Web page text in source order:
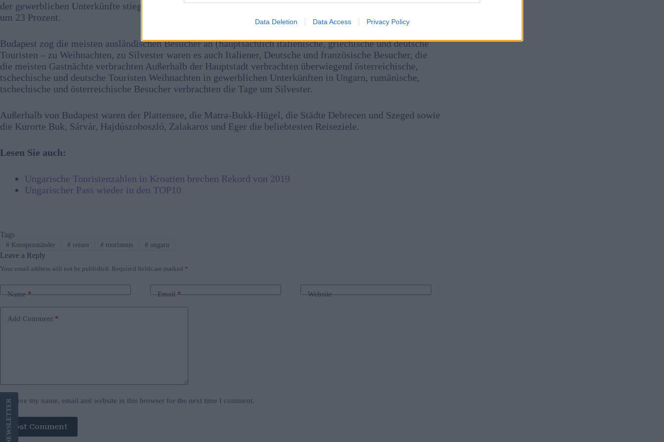
Data Deletion Data Access Privacy Policy
der gewerblichen Unterkünfte stiegen über den Erwartungen, außerhalb Budapests kletterten die Einnahmen
um 23 Prozent.
Budapest zog die meisten ausländischen Besucher an (hauptsächlich italienische, griechische und deutsche
Touristen – zu Weihnachten, zu Silvester waren es auch Italiener, Deutsche und französische Besucher, die
die meisten Gastnächte verbrachten Außerhalb der Hauptstadt verbrachten überwiegend österreichische,
tschechische und deutsche Touristen Weihnachten in gewerblichen Unterkünften in Ungarn, rumänische,
tschechische und österreichische Besucher verbrachten die Tage um Silvester.
Außerhalb von Budapest waren der Plattensee, die Matra-Bukk-Hügel, die Städte Debrecen und Szeged sowie
die Kurorte Buk, Sárvár, Hajdúszoboszló, Zalakaros und Eger die beliebtesten Reiseziele.
Lesen Sie auch:
Ungarische Touristenzahlen in Kroatien brechen Rekord von 2019
Ungarischer Pass wieder in den TOP10
Tags
#Knospenständer #reisen # tourismus # ungarn
Leave a Reply
Your email address will not be published. Required fields are marked *
Name* Email* Website
Add Comment *
Save my name, email and website in this browser for the next time I comment.
Post Comment
NEWS
LETTER